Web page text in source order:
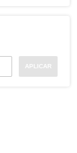
APLICAR